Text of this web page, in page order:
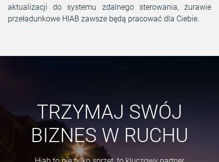
aktualizacji do systemu zdalnego sterowania, żurawie
przeładunkowe HIAB zawsze będą pracować dla Ciebie.
TRZYMAJ SWÓJ
BIZNES W RUCHU